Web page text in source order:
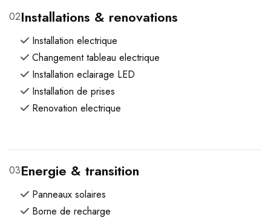
02Installations & renovations
Installation electrique
Changement tableau electrique
Installation eclairage LED
Installation de prises
Renovation electrique
03Energie & transition
Panneaux solaires
Borne de recharge